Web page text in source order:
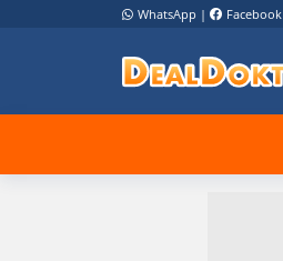
WhatsApp | Facebook